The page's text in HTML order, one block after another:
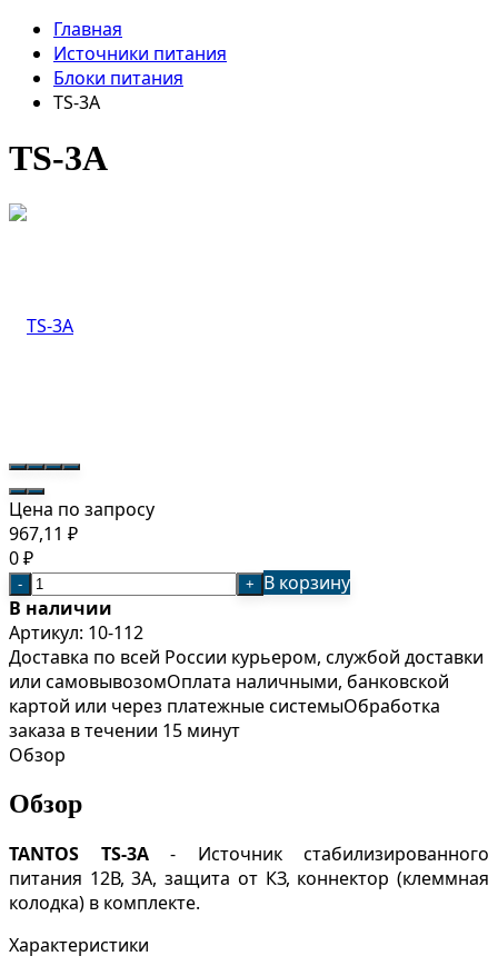
Главная
Источники питания
Блоки питания
TS-3A
TS-3A
Цена по запросу
967,11 ₽
0 ₽
- +
В корзину
В наличии
Артикул: 10-112
Доставка по всей России курьером, службой доставки
или самовывозомОплата наличными, банковской
картой или через платежные системыОбработка
заказа в течении 15 минут
Обзор
Обзор
TANTOS TS-3A- Источник стабилизированного
питания 12В, 3А, защита от КЗ, коннектор (клеммная
колодка) в комплекте.
Характеристики